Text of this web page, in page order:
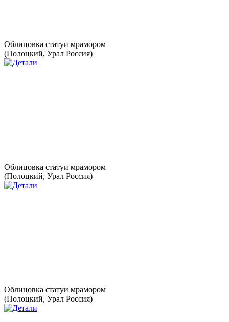
Облицовка статуи мрамором
(Полоцкий, Урал Россия)
Облицовка статуи мрамором
(Полоцкий, Урал Россия)
Облицовка статуи мрамором
(Полоцкий, Урал Россия)